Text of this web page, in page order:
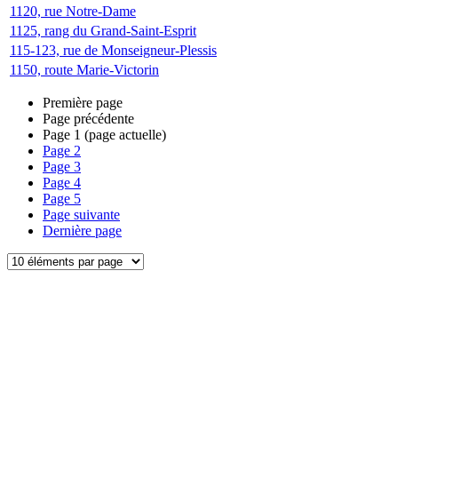
1120, rue Notre-Dame
1125, rang du Grand-Saint-Esprit
115-123, rue de Monseigneur-Plessis
1150, route Marie-Victorin
Première page
Page précédente
Page 1 (page actuelle)
Page 2
Page 3
Page 4
Page 5
Page suivante
Dernière page